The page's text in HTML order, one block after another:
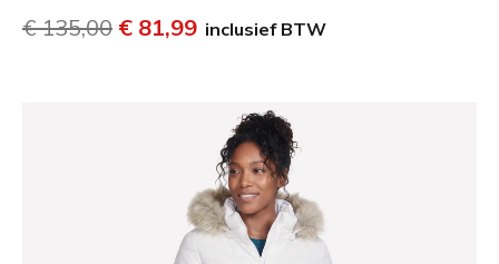
Prijs verlaagd van
€ 135,00 naar
€ 81,99 inclusief BTW